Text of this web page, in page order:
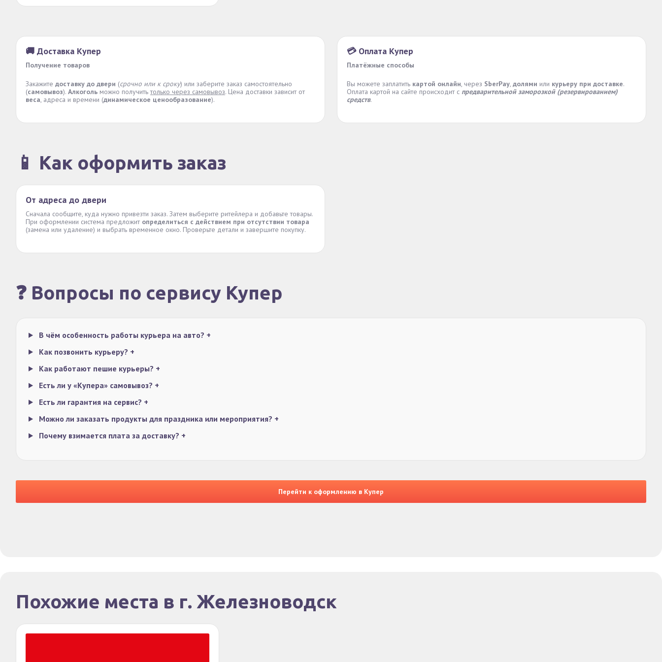
🚚 Доставка Купер
Получение товаров
Закажите доставку до двери (срочно или к сроку) или заберите заказ самостоятельно
(самовывоз). Алкоголь можно получитьтолько через самовывоз. Цена доставки зависит от
веса, адреса и времени (динамическое ценообразование).
💳 Оплата Купер
Платёжные способы
Вы можете заплатить картой онлайн, через SberPay, долями или курьеру при доставке.
Оплата картой на сайте происходит с предварительной заморозкой (резервированием)
средств.
📱 Как оформить заказ
От адреса до двери
Сначала сообщите, куда нужно привезти заказ. Затем выберите ритейлера и добавьте товары.
При оформлении система предложит определиться с действием при отсутствии товара
(замена или удаление) и выбрать временное окно. Проверьте детали и завершите покупку.
❓ Вопросы по сервису Купер
В чём особенность работы курьера на авто? +
Как позвонить курьеру? +
Как работают пешие курьеры? +
Есть ли у «Купера» самовывоз? +
Есть ли гарантия на сервис? +
Можно ли заказать продукты для праздника или мероприятия? +
Почему взимается плата за доставку? +
Перейти к оформлению в Купер
Похожие места в г. Железноводск